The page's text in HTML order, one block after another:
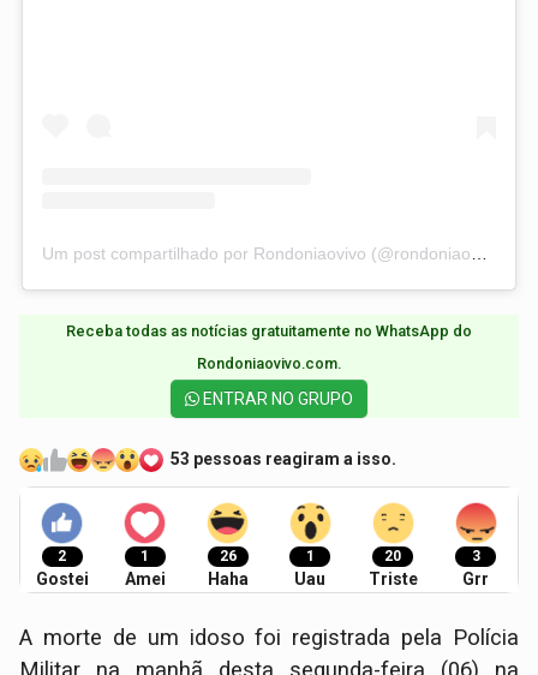
Receba todas as notícias gratuitamente no WhatsApp do
Rondoniaovivo.com.​
ENTRAR NO GRUPO
53 pessoas reagiram a isso.
2
Gostei
1
Amei
26
Haha
1
Uau
20
Triste
3
Grr
A morte de um idoso foi registrada pela Polícia